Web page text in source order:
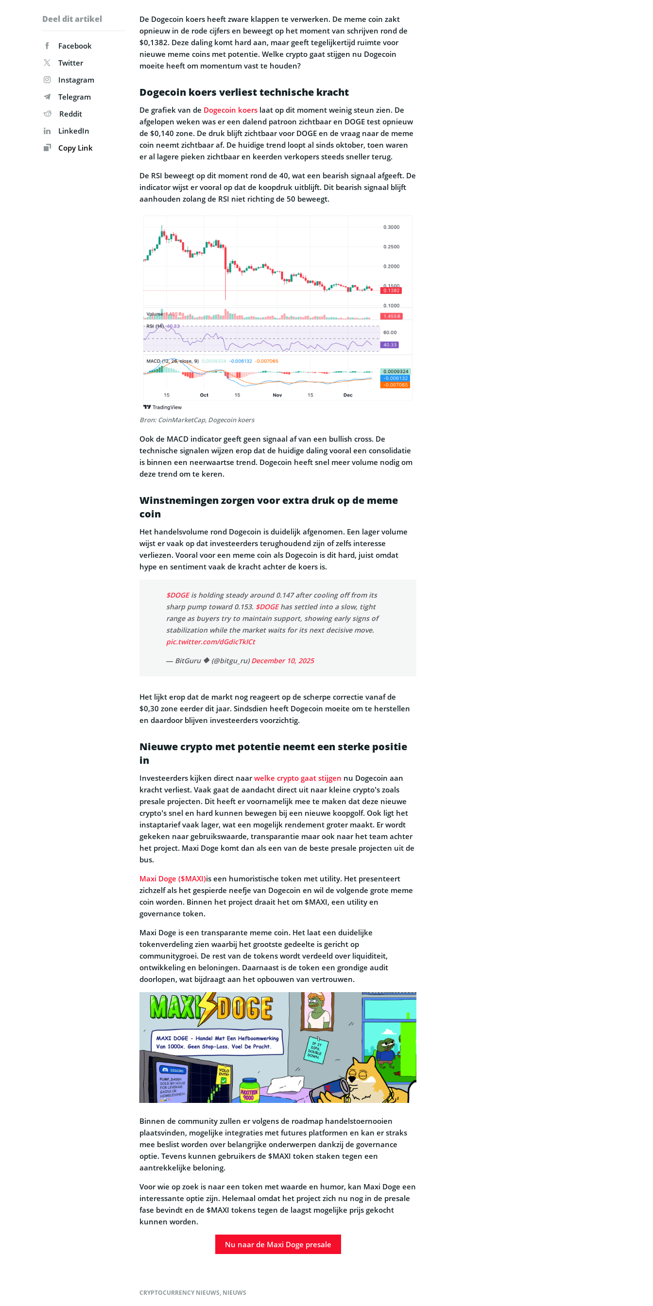
Deel dit artikel
Facebook
Twitter
Instagram
Telegram
Reddit
LinkedIn
Copy Link
De Dogecoin koers heeft zware klappen te verwerken. De meme coin zakt
opnieuw in de rode cijfers en beweegt op het moment van schrijven rond de
$0,1382. Deze daling komt hard aan, maar geeft tegelijkertijd ruimte voor
nieuwe meme coins met potentie. Welke crypto gaat stijgen nu Dogecoin
moeite heeft om momentum vast te houden?
Dogecoin koers verliest technische kracht
De grafiek van de Dogecoin koers laat op dit moment weinig steun zien. De
afgelopen weken was er een dalend patroon zichtbaar en DOGE test opnieuw
de $0,140 zone. De druk blijft zichtbaar voor DOGE en de vraag naar de meme
coin neemt zichtbaar af. De huidige trend loopt al sinds oktober, toen waren
er al lagere pieken zichtbaar en keerden verkopers steeds sneller terug.
De RSI beweegt op dit moment rond de 40, wat een bearish signaal afgeeft. De
indicator wijst er vooral op dat de koopdruk uitblijft. Dit bearish signaal blijft
aanhouden zolang de RSI niet richting de 50 beweegt.
Bron: CoinMarketCap, Dogecoin koers
Ook de MACD indicator geeft geen signaal af van een bullish cross. De
technische signalen wijzen erop dat de huidige daling vooral een consolidatie
is binnen een neerwaartse trend. Dogecoin heeft snel meer volume nodig om
deze trend om te keren.
Winstnemingen zorgen voor extra druk op de meme
coin
Het handelsvolume rond Dogecoin is duidelijk afgenomen. Een lager volume
wijst er vaak op dat investeerders terughoudend zijn of zelfs interesse
verliezen. Vooral voor een meme coin als Dogecoin is dit hard, juist omdat
hype en sentiment vaak de kracht achter de koers is.
$DOGEis holding steady around 0.147 after cooling off from its
sharp pump toward 0.153. $DOGEhas settled into a slow, tight
range as buyers try to maintain support, showing early signs of
stabilization while the market waits for its next decisive move.
pic.twitter.com/dGdicTkICt
— BitGuru 🔶 (@bitgu_ru)December 10, 2025
Het lijkt erop dat de markt nog reageert op de scherpe correctie vanaf de
$0,30 zone eerder dit jaar. Sindsdien heeft Dogecoin moeite om te herstellen
en daardoor blijven investeerders voorzichtig.
Nieuwe crypto met potentie neemt een sterke positie
in
Investeerders kijken direct naarwelke crypto gaat stijgen nu Dogecoin aan
kracht verliest. Vaak gaat de aandacht direct uit naar kleine crypto’s zoals
presale projecten. Dit heeft er voornamelijk mee te maken dat deze nieuwe
crypto’s snel en hard kunnen bewegen bij een nieuwe koopgolf. Ook ligt het
instaptarief vaak lager, wat een mogelijk rendement groter maakt. Er wordt
gekeken naar gebruikswaarde, transparantie maar ook naar het team achter
het project. Maxi Doge komt dan als een van de beste presale projecten uit de
bus.
Maxi Doge ($MAXI)is een humoristische token met utility. Het presenteert
zichzelf als het gespierde neefje van Dogecoin en wil de volgende grote meme
coin worden. Binnen het project draait het om $MAXI, een utility en
governance token.
Maxi Doge is een transparante meme coin. Het laat een duidelijke
tokenverdeling zien waarbij het grootste gedeelte is gericht op
communitygroei. De rest van de tokens wordt verdeeld over liquiditeit,
ontwikkeling en beloningen. Daarnaast is de token een grondige audit
doorlopen, wat bijdraagt aan het opbouwen van vertrouwen.
Binnen de community zullen er volgens de roadmap handelstoernooien
plaatsvinden, mogelijke integraties met futures platformen en kan er straks
mee beslist worden over belangrijke onderwerpen dankzij de governance
optie. Tevens kunnen gebruikers de $MAXI token staken tegen een
aantrekkelijke beloning.
Voor wie op zoek is naar een token met waarde en humor, kan Maxi Doge een
interessante optie zijn. Helemaal omdat het project zich nu nog in de presale
fase bevindt en de $MAXI tokens tegen de laagst mogelijke prijs gekocht
kunnen worden.
Nu naar de Maxi Doge presale
CRYPTOCURRENCY NIEUWS, NIEUWS